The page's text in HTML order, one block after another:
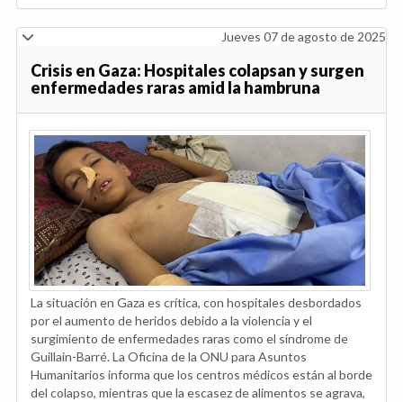
Jueves 07 de agosto de 2025
Crisis en Gaza: Hospitales colapsan y surgen
enfermedades raras amid la hambruna
La situación en Gaza es crítica, con hospitales desbordados
por el aumento de heridos debido a la violencia y el
surgimiento de enfermedades raras como el síndrome de
Guillain-Barré. La Oficina de la ONU para Asuntos
Humanitarios informa que los centros médicos están al borde
del colapso, mientras que la escasez de alimentos se agrava,